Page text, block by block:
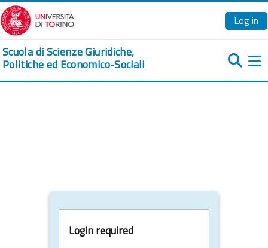
Skip to main content
Log in
Scuola di Scienze Giuridiche,
Politiche ed Economico-Sociali
Login required